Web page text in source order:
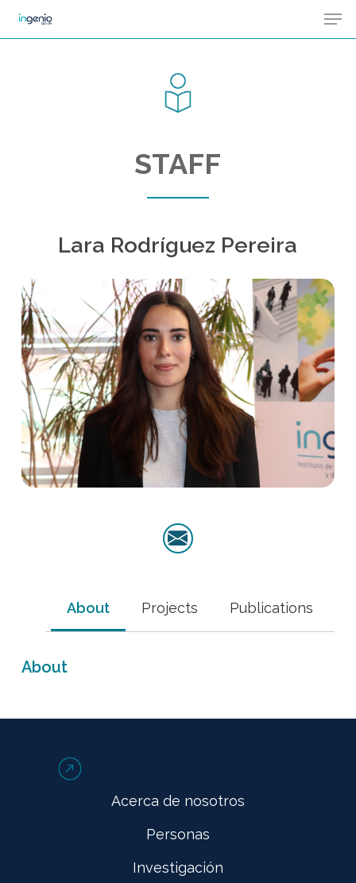
Skip
to
STAFF
Lara Rodríguez Pereira
About Projects Publications
About
Acerca de nosotros
Personas
Investigación
Menu